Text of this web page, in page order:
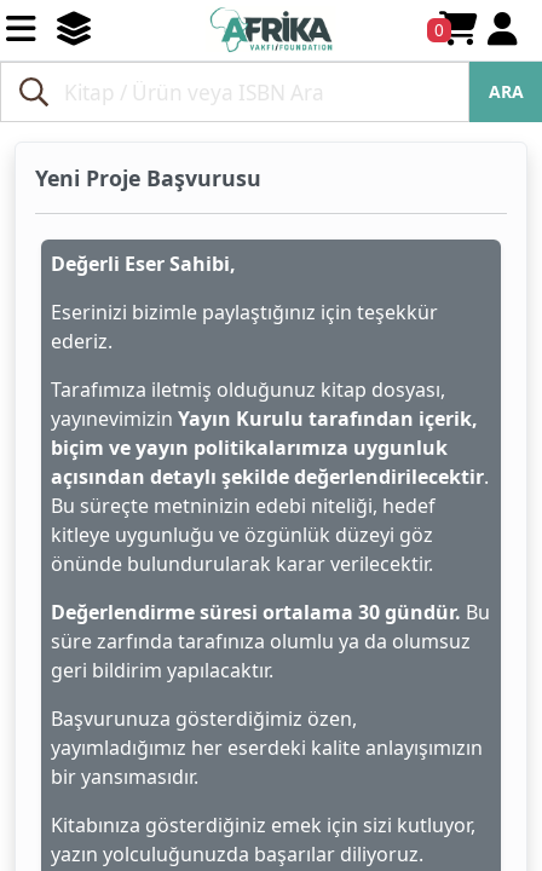
0
ARA
Yeni Proje Başvurusu
Değerli Eser Sahibi,
Eserinizi bizimle paylaştığınız için teşekkür
ederiz.
Tarafımıza iletmiş olduğunuz kitap dosyası,
yayınevimizin Yayın Kurulu tarafından içerik,
biçim ve yayın politikalarımıza uygunluk
açısından detaylı şekilde değerlendirilecektir.
Bu süreçte metninizin edebi niteliği, hedef
kitleye uygunluğu ve özgünlük düzeyi göz
önünde bulundurularak karar verilecektir.
Değerlendirme süresi ortalama 30 gündür. Bu
süre zarfında tarafınıza olumlu ya da olumsuz
geri bildirim yapılacaktır.
Başvurunuza gösterdiğimiz özen,
yayımladığımız her eserdeki kalite anlayışımızın
bir yansımasıdır.
Kitabınıza gösterdiğiniz emek için sizi kutluyor,
yazın yolculuğunuzda başarılar diliyoruz.